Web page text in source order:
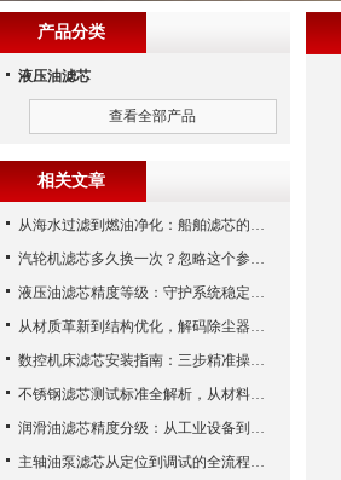
产品分类
液压油滤芯
查看全部产品
相关文章
从海水过滤到燃油净化：船舶滤芯的多场景应用解析
汽轮机滤芯多久换一次？忽略这个参数，机组非停损失可能上百万！
液压油滤芯精度等级：守护系统稳定与寿命的“微米标尺”
从材质革新到结构优化，解码除尘器滤芯性能跃升的核心逻辑
数控机床滤芯安装指南：三步精准操作，杜绝设备“亚健康”
不锈钢滤芯测试标准全解析，从材料性能到应用场景的严苛验证
润滑油滤芯精度分级：从工业设备到精密系统的过滤密码
主轴油泵滤芯从定位到调试的全流程解析